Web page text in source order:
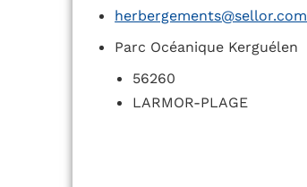
herbergements@sellor.com
Parc Océanique Kerguélen
56260
LARMOR-PLAGE